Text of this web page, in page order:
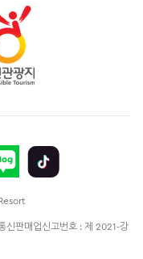
신판매업신고번호 : 제 2021-강